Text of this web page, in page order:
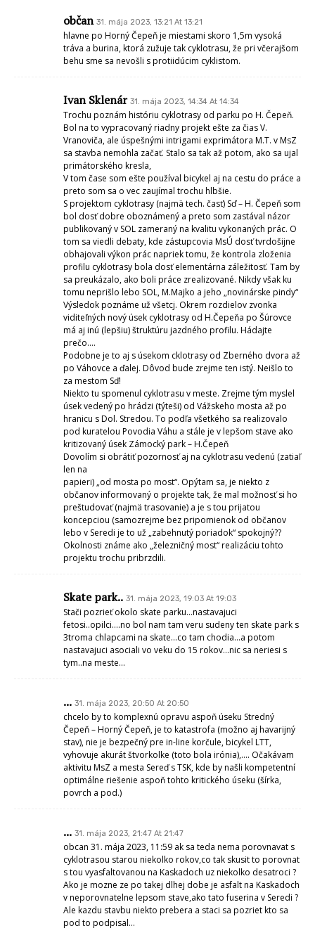
až potom, ako sa ujal primátorského kresla,
V tom čase som ešte používal bicykel aj na cestu do práce a preto som
sa o vec zaujímal trochu hlbšie.
S projektom cyklotrasy (najmä tech. časť) Sď – H. Čepeň som bol dosť
dobre oboznámený a preto som zastával názor publikovaný v SOL
že kontrola zloženia profilu cyklotrasy bola dosť elementárna záležitosť.
Tam by sa preukázalo, ako boli práce zrealizované. Nikdy však ku tomu
neprišlo lebo SOL, M.Majko a jeho „novinárske pindy“
Výsledok poznáme už všetcj. Okrem rozdielov zvonka viditeľných nový
úsek cyklotrasy od H.Čepeňa po Šúrovce má aj inú (lepšiu) štruktúru
jazdného profilu. Hádajte prečo….
Podobne je to aj s úsekom cklotrasy od Zberného dvora až po Váhovce
a ďalej. Dôvod bude zrejme ten istý. Neišlo to za mestom Sď!
Niekto tu spomenul cyklotrasu v meste. Zrejme tým myslel úsek vedený
po hrádzi (týteši) od Vážskeho mosta až po hranicu s Dol. Stredou. To
podľa všetkého sa realizovalo pod kuratelou Povodia Váhu a stále je v
lepšom stave ako kritizovaný úsek Zámocký park – H.Čepeň
Dovolím si obrátiť pozornosť aj na cyklotrasu vedenú (zatiaľ len na
papieri) „od mosta po most“. Opýtam sa, je niekto z občanov
informovaný o projekte tak, že mal možnosť si ho preštudovať (najmä
trasovanie) a je s tou prijatou koncepciou (samozrejme bez
pripomienok od občanov lebo v Seredi je to už „zabehnutý poriadok“
Okolnosti známe ako „železničný most“ realizáciu tohto projektu trochu
Skate park..
Stači pozrieť okolo skate parku…nastavajuci fetosi..opilci….no bol nam
tam veru sudeny ten skate park s 3troma chlapcami na skate…co tam
chodia…a potom nastavajuci asociali vo veku do 15 rokov…nic sa
neriesi s tym..na meste…
... 31. mája 2023, 20:50 At 20:50
chcelo by to komplexnú opravu aspoň úseku Stredný Čepeň – Horný
Čepeň, je to katastrofa (možno aj havarijný stav), nie je bezpečný pre in-
line korčule, bicykel LTT, vyhovuje akurát štvorkolke (toto bola irónia),….
Očakávam aktivitu MsZ a mesta Sereď s TSK, kde by našli kompetentní
optimálne riešenie aspoň tohto kritického úseku (šírka, povrch a pod.)
obcan 31. mája 2023, 11:59 ak sa teda nema porovnavat s cyklotrasou
starou niekolko rokov,co tak skusit to porovnat s tou vyasfaltovanou na
Kaskadoch uz niekolko desatroci ? Ako je mozne ze po takej dlhej dobe
je asfalt na Kaskadoch v neporovnatelne lepsom stave,ako tato fuserina
v Seredi ? Ale kazdu stavbu niekto prebera a staci sa pozriet kto sa pod
to podpisal…
Celá Sered´je tak robena len aby bola optika
Otik 1. júna 2023, 6:58 At 6:58
„Najväčším nebezpečenstvom je to že na bicykli ide cca 90 kg matka“
z tejto vety mi cvrklo
takže matky ak máte nad 90kg nešuchtajte sa
asi všetci vieme kto to pisal….
Pavol Kurbel 1. júna 2023, 7:38 At 7:38
prečo je uplne od novoty cyklotrasa od parku do Čepeňa v
katastrofálnom stave? To sa treba spýtať Tomčányiho a Krajčoviča. Už
po niekoľkých týždňoch od otvorenia tam dvaja zamestnanci jazdili po
cyklotrase autom a striekali burinu vyrastajúcu z asfaltu.